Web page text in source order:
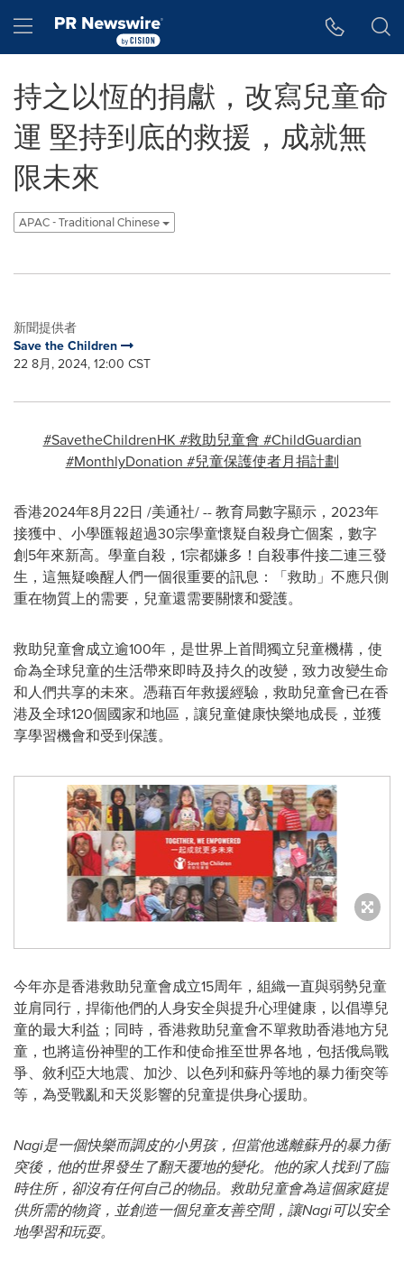
Hamburger menu
持之以恆的捐獻，改寫兒童命
運 堅持到底的救援，成就無
限未來
APAC - Traditional Chinese
新聞提供者
Save the Children
22 8月, 2024, 12:00 CST
#SavetheChildrenHK #救助兒童會 #ChildGuardian
#MonthlyDonation #兒童保護使者月捐計劃
香港2024年8月22日 /美通社/ -- 教育局數字顯示，2023年
接獲中、小學匯報超過30宗學童懷疑自殺身亡個案，數字
創5年來新高。學童自殺，1宗都嫌多！自殺事件接二連三發
生，這無疑喚醒人們一個很重要的訊息：「救助」不應只側
重在物質上的需要，兒童還需要關懷和愛護。
救助兒童會成立逾100年，是世界上首間獨立兒童機構，使
命為全球兒童的生活帶來即時及持久的改變，致力改變生命
和人們共享的未來。憑藉百年救援經驗，救助兒童會已在香
港及全球120個國家和地區 ，讓兒童健康快樂地成長，並獲
享學習機會和受到保護。
今年亦是香港救助兒童會成立15周年，組織一直與弱勢兒童
並肩同行，捍衞他們的人身安全與提升心理健康，以倡導兒
童的最大利益；同時，香港救助兒童會不單救助香港地方兒
童，也將這份神聖的工作和使命推至世界各地，包括俄烏戰
爭、敘利亞大地震、加沙、以色列和蘇丹等地的暴力衝突等
等，為受戰亂和天災影響的兒童提供身心援助。
Nagi是一個快樂而調皮的小男孩，但當他逃離蘇丹的暴力衝
突後，他的世界發生了翻天覆地的變化。他的家人找到了臨
時住所，卻沒有任何自己的物品。救助兒童會為這個家庭提
供所需的物資，並創造一個兒童友善空間，讓Nagi可以安全
地學習和玩耍。